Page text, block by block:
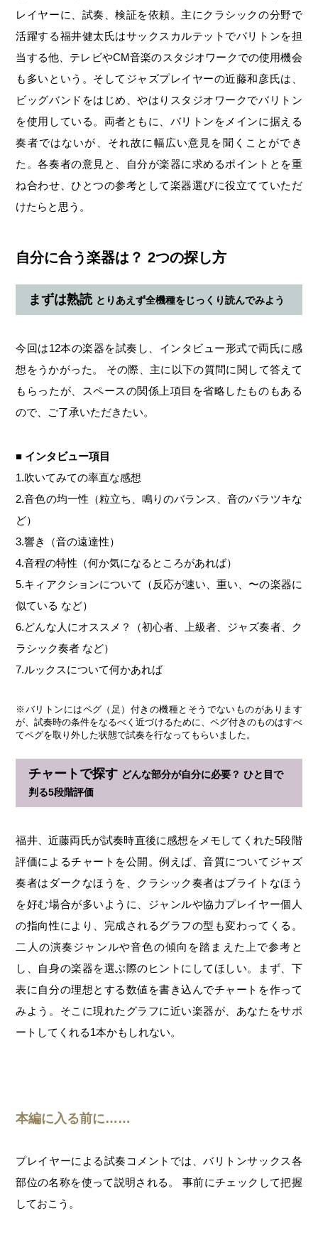
レイヤーに、試奏、検証を依頼。主にクラシックの分野で
活躍する福井健太氏はサックスカルテットでバリトンを担
当する他、テレビやCM音楽のスタジオワークでの使用機会
も多いという。そしてジャズプレイヤーの近藤和彦氏は、
ビッグバンドをはじめ、やはりスタジオワークでバリトン
を使用している。両者ともに、バリトンをメインに据える
奏者ではないが、それ故に幅広い意見を聞くことができ
た。各奏者の意見と、自分が楽器に求めるポイントとを重
ね合わせ、ひとつの参考として楽器選びに役立てていただ
けたらと思う。
自分に合う楽器は？ 2つの探し方
まずは熟読 とりあえず全機種をじっくり読んでみよう
今回は12本の楽器を試奏し、インタビュー形式で両氏に感
想をうかがった。 その際、主に以下の質問に関して答えて
もらったが、スペースの関係上項目を省略したものもある
ので、ご了承いただきたい。
■ インタビュー項目
1.吹いてみての率直な感想
2.音色の均一性（粒立ち、鳴りのバランス、音のバラツキな
ど）
3.響き（音の遠達性）
4.音程の特性（何か気になるところがあれば）
5.キィアクションについて（反応が速い、重い、〜の楽器に
似ている など）
6.どんな人にオススメ？（初心者、上級者、ジャズ奏者、ク
ラシック奏者 など）
7.ルックスについて何かあれば
※バリトンにはペグ（足）付きの機種とそうでないものがあります
が、試奏時の条件をなるべく近づけるために、ペグ付きのものはすべ
てペグを取り外した状態で試奏を行なってもらいました。
チャートで探す どんな部分が自分に必要？ ひと目で
判る5段階評価
福井、近藤両氏が試奏時直後に感想をメモしてくれた5段階
評価によるチャートを公開。例えば、音質についてジャズ
奏者はダークなほうを、クラシック奏者はブライトなほう
を好む場合が多いように、ジャンルや協力プレイヤー個人
の指向性により、完成されるグラフの型も変わってくる。
二人の演奏ジャンルや音色の傾向を踏まえた上で参考と
し、自身の楽器を選ぶ際のヒントにしてほしい。まず、下
表に自分の理想とする数値を書き込んでチャートを作って
みよう。そこに現れたグラフに近い楽器が、あなたをサポ
ートしてくれる1本かもしれない。
本編に入る前に……
プレイヤーによる試奏コメントでは、バリトンサックス各
部位の名称を使って説明される。 事前にチェックして把握
しておこう。